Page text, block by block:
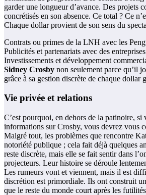
garder une longueur d’avance. Des projets
concrétisés en son absence. Ce total ? Ce
Chaque dollar provient de son sens du
Contrats ou primes de la LNH avec les
Publicités et partenariats avec des entreprises
Investissements et développement
Sidney Crosby non seulement parce qu’il
grâce à sa gestion discrète de chaque dollar
Vie privée et relations
C’est pourquoi, en dehors de la patinoire, si
informations sur Crosby, vous devrez vous
Malgré tout, les problèmes que rencontre
notoriété publique ; cela fait déjà quelques
reste discrète, mais elle se fait sentir dans
projecteurs. Leur histoire se déroule
Les rumeurs vont et viennent, mais il est
discrétion est primordiale. Ils ont construit
que le reste du monde court après les